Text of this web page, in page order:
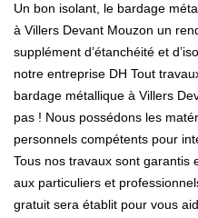
Un bon isolant, le bardage
à Villers Devant Mouzon un
supplément d’étanchéité et
notre entreprise DH Tout
bardage métallique à Villers
pas ! Nous possédons les
personnels compétents pour
Tous nos travaux sont garantis
aux particuliers et
gratuit sera établit pour vous